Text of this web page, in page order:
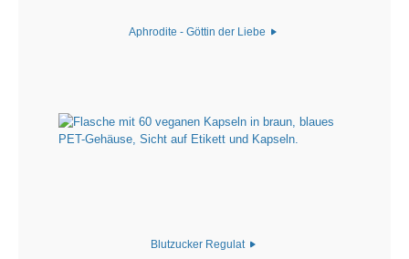
Aphrodite - Göttin der Liebe
Blutzucker Regulat